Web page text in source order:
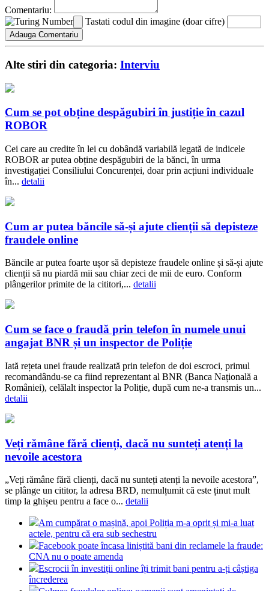
Comentariu:
Tastati codul din imagine (doar cifre)
Alte stiri din categoria: Interviu
Cum se pot obține despăgubiri în justiție în cazul
ROBOR
Cei care au credite în lei cu dobândă variabilă legată de indicele
ROBOR ar putea obține despăgubiri de la bănci, în urma
investigației Consiliului Concurenței, doar prin acțiuni individuale
în... detalii
Cum ar putea băncile să-și ajute clienții să depisteze
fraudele online
Băncile ar putea foarte ușor să depisteze fraudele online și să-și ajute
clienții să nu piardă mii sau chiar zeci de mii de euro. Conform
plângerilor primite de la cititori,... detalii
Cum se face o fraudă prin telefon în numele unui
angajat BNR și un inspector de Poliție
Iată rețeta unei fraude realizată prin telefon de doi escroci, primul
recomandându-se ca fiind reprezentant al BNR (Banca Națională a
României), celălalt inspector la Poliție, după cum ne-a transmis un...
detalii
Veți rămâne fără clienți, dacă nu sunteți atenți la
nevoile acestora
„Veți rămâne fără clienți, dacă nu sunteți atenți la nevoile acestora”,
se plânge un cititor, la adresa BRD, nemulțumit că este ținut mult
timp la ghișeu pentru a face o... detalii
Am cumpărat o mașină, apoi Poliția m-a oprit și mi-a luat
actele, pentru că era sub sechestru
Facebook poate încasa liniștită bani din reclamele la fraude:
CNA nu o poate amenda
Escrocii în investiții online îți trimit bani pentru a-ți câștiga
încrederea